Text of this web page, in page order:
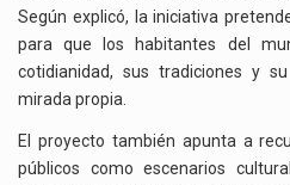
Según explicó, la iniciativa
para que los habitantes del
cotidianidad, sus tradiciones y
mirada propia.
El proyecto también apunta a
públicos como escenarios